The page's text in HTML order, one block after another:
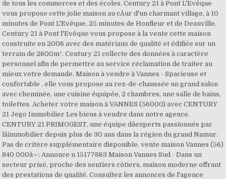
de tous les commerces et des écoles. Century 21 à Pont L'Evêque
vous propose cette jolie maison au cÅur d'un charmant village, à 10
minutes de Pont L'Evêque, 25 minutes de Honfleur et de Deauville.
Century 21 à Pont l'Evêque vous propose à la vente cette maison
construite en 2006 avec des matériaux de qualité et édifiée sur un
terrain de 2600m². Century 21 collecte des données à caractère
personnel afin de permettre au service réclamation de traiter au
mieux votre demande. Maison à vendre à Vannes - Spacieuse et
confortable , elle vous propose au rez-de-chaussée un grand salon
avec cheminée, une cuisine équipée, 2 chambres, une salle de bains,
toilettes. Acheter votre maison à VANNES (56000) avec CENTURY
21 Jego Immobilier Les biens à vendre dans notre agence.
CENTURY 21 PRIMOGEST, une équipe dâexperts passionnés par
lâimmobilier depuis plus de 30 ans dans la région du grand Namur.
Pas de critère supplémentaire disponible. vente maison Vannes (56)
840 000â¬ : Annonce n 15177863 Maison Vannes Sud - Dans un
secteur prisé, proche des sentiers côtiers, maison moderne offrant
des prestations de qualité. Consultez les annonces de l'agence